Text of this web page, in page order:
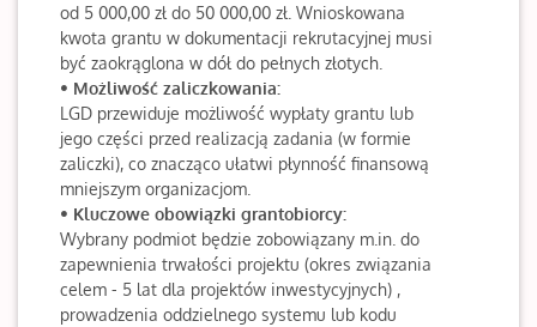
od 5 000,00 zł do 50 000,00 zł. Wnioskowana
kwota grantu w dokumentacji rekrutacyjnej musi
być zaokrąglona w dół do pełnych złotych.
• Możliwość zaliczkowania:
LGD przewiduje możliwość wypłaty grantu lub
jego części przed realizacją zadania (w formie
zaliczki), co znacząco ułatwi płynność finansową
mniejszym organizacjom.
• Kluczowe obowiązki grantobiorcy:
Wybrany podmiot będzie zobowiązany m.in. do
zapewnienia trwałości projektu (okres związania
celem - 5 lat dla projektów inwestycyjnych) ,
prowadzenia oddzielnego systemu lub kodu